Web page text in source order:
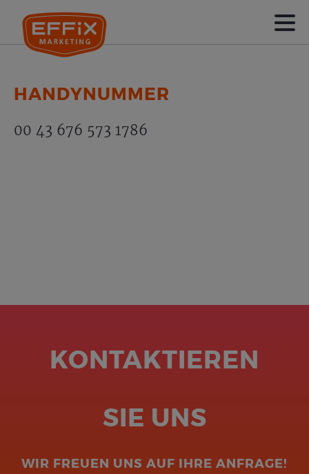
HANDYNUMMER
00 43 676 573 1786
KONTAKTIEREN
SIE UNS
WIR FREUEN UNS AUF IHRE ANFRAGE!